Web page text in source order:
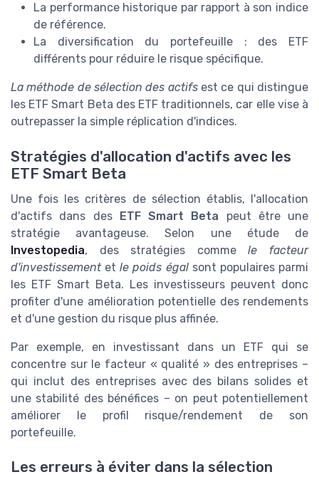
La performance historique par rapport à son indice
de référence.
La diversification du portefeuille : des ETF
différents pour réduire le risque spécifique.
La méthode de sélection des actifsest ce qui distingue
les ETF Smart Beta des ETF traditionnels, car elle vise à
outrepasser la simple réplication d'indices.
Stratégies d'allocation d'actifs avec les
ETF Smart Beta
Une fois les critères de sélection établis, l'allocation
d'actifs dans des ETF Smart Beta peut être une
stratégie avantageuse. Selon une étude de
Investopedia, des stratégies commele facteur
d'investissementetle poids égalsont populaires parmi
les ETF Smart Beta. Les investisseurs peuvent donc
profiter d'une amélioration potentielle des rendements
et d'une gestion du risque plus affinée.
Par exemple, en investissant dans un ETF qui se
concentre sur le facteur « qualité » des entreprises –
qui inclut des entreprises avec des bilans solides et
une stabilité des bénéfices – on peut potentiellement
améliorer le profil risque/rendement de son
portefeuille.
Les erreurs à éviter dans la sélection